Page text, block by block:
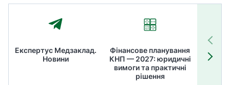
Експертус Медзаклад.
Новини
Фінансове планування
КНП — 2027: юридичні
вимоги та практичні
рішення